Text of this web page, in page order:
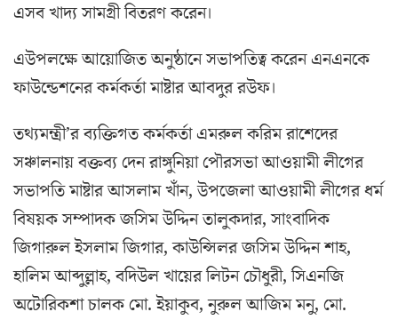
এসব খাদ্য সামগ্রী বিতরণ করেন।
এউপলক্ষে আয়োজিত অনুষ্ঠানে সভাপতিত্ব করেন এনএনকে
ফাউন্ডেশনের কর্মকর্তা মাষ্টার আবদুর রউফ।
তথ্যমন্ত্রী’র ব্যক্তিগত কর্মকর্তা এমরুল করিম রাশেদের
সঞ্চালনায় বক্তব্য দেন রাঙ্গুনিয়া পৌরসভা আওয়ামী লীগের
সভাপতি মাষ্টার আসলাম খাঁন, উপজেলা আওয়ামী লীগের ধর্ম
বিষয়ক সম্পাদক জসিম উদ্দিন তালুকদার, সাংবাদিক
জিগারুল ইসলাম জিগার, কাউন্সিলর জসিম উদ্দিন শাহ,
হালিম আব্দুল্লাহ, বদিউল খায়ের লিটন চৌধুরী, সিএনজি
অটোরিকশা চালক মো. ইয়াকুব, নুরুল আজিম মনু, মো.